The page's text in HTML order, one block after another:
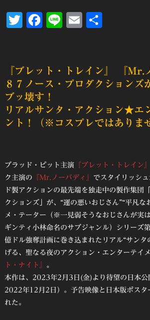
Twitter
Facebook
LineEmail
『ブレット・トレイン』 『Mr.
８７ノース・プロダクションズ
ブッ壊す！
リアルサンタ・アクション★エ
ント！（※コスプレではありま
ブラッド・ピット主演『ブレット・トレイン』
ク主演の 『Mr.ノーバディ』 でスタイリッシ
ド製アクションの最先端を独走中の製作集団
クションズ」が、“運の悪いおじさん”“平凡な
メ・テーター（※一見弱そうなおじさんが実
ギンティ小林命名のサブジャンル）シリーズ
億ドル強奪計画に巻き込まれたリアル“サンタ
げる、聖なる夜のアクション・エンターテイ
ト・ナイト』 。
本作は、2023年2月3日(金)より待望の日本公
2022年12月2日）。予告映像と日本版ポスタ
れた。